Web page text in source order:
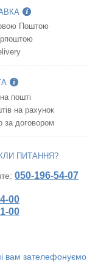
Поштою
пошті
на рахунок
за договором
ПИТАННЯ?
050-196-54-07
00
00
вам зателефонуємо